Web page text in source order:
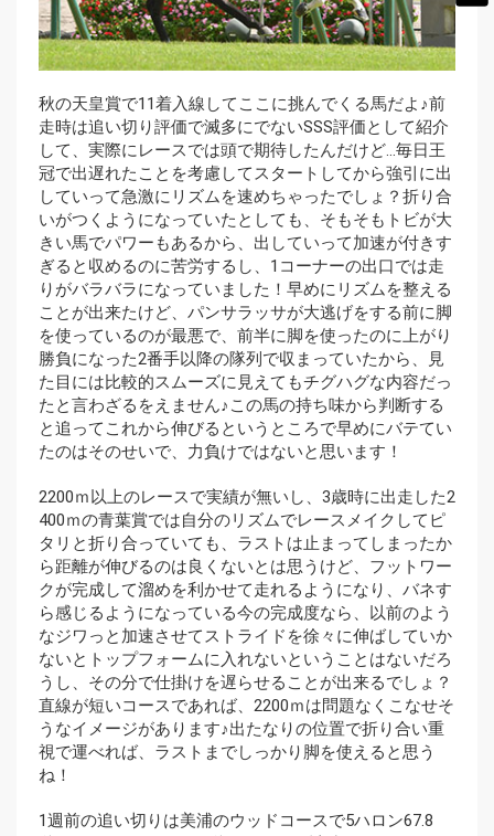
秋の天皇賞で11着入線してここに挑んでくる馬だよ♪前
走時は追い切り評価で滅多にでないSSS評価として紹介
して、実際にレースでは頭で期待したんだけど…毎日王
冠で出遅れたことを考慮してスタートしてから強引に出
していって急激にリズムを速めちゃったでしょ？折り合
いがつくようになっていたとしても、そもそもトビが大
きい馬でパワーもあるから、出していって加速が付きす
ぎると収めるのに苦労するし、1コーナーの出口では走
りがバラバラになっていました！早めにリズムを整える
ことが出来たけど、パンサラッサが大逃げをする前に脚
を使っているのが最悪で、前半に脚を使ったのに上がり
勝負になった2番手以降の隊列で収まっていたから、見
た目には比較的スムーズに見えてもチグハグな内容だっ
たと言わざるをえません♪この馬の持ち味から判断する
と追ってこれから伸びるというところで早めにバテてい
たのはそのせいで、力負けではないと思います！
2200ｍ以上のレースで実績が無いし、3歳時に出走した2
400ｍの青葉賞では自分のリズムでレースメイクしてピ
タリと折り合っていても、ラストは止まってしまったか
ら距離が伸びるのは良くないとは思うけど、フットワー
クが完成して溜めを利かせて走れるようになり、バネす
ら感じるようになっている今の完成度なら、以前のよう
なジワっと加速させてストライドを徐々に伸ばしていか
ないとトップフォームに入れないということはないだろ
うし、その分で仕掛けを遅らせることが出来るでしょ？
直線が短いコースであれば、2200ｍは問題なくこなせそ
うなイメージがあります♪出たなりの位置で折り合い重
視で運べれば、ラストまでしっかり脚を使えると思う
ね！
1週前の追い切りは美浦のウッドコースで5ハロン67.8